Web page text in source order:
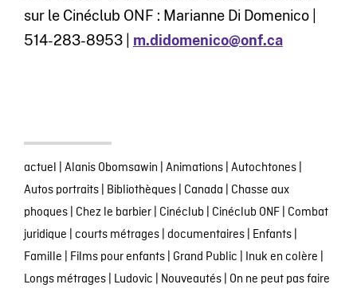
sur le Cinéclub ONF : Marianne Di Domenico |
514-283-8953 | m.didomenico@onf.ca
actuel Alanis Obomsawin Animations| Autochtones|
Autos portraits| Bibliothèques| Canada Chasse aux
phoques| Chez le barbier| Cinéclub Cinéclub ONF| Combat
juridique courts métrages| documentaires| Enfants|
Famille Films pour enfants| Grand Public Inuk en colère
Longs métrages| Ludovic Nouveautés| On ne peut pas faire